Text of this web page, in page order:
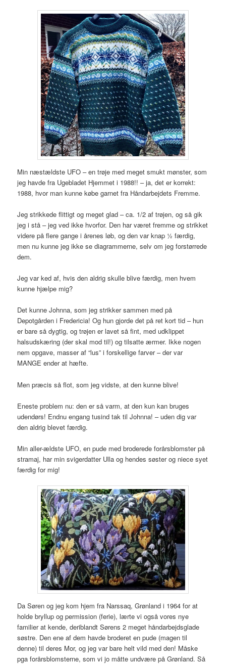
Min næstældste UFO – en trøje med meget smukt mønster, som
jeg havde fra Ugebladet Hjemmet i 1988!! – ja, det er korrekt:
1988, hvor man kunne købe garnet fra Håndarbejdets Fremme.
Jeg strikkede flittigt og meget glad – ca. 1/2 af trøjen, og så gik
jeg i stå – jeg ved ikke hvorfor. Den har været fremme og strikket
videre på flere gange i årenes løb, og den var knap ½ færdig,
men nu kunne jeg ikke se diagrammerne, selv om jeg forstørrede
dem.
Jeg var ked af, hvis den aldrig skulle blive færdig, men hvem
kunne hjælpe mig?
Det kunne Johnna, som jeg strikker sammen med på
Depotgården i Fredericia! Og hun gjorde det på ret kort tid – hun
er bare så dygtig, og trøjen er lavet så fint, med udklippet
halsudskæring (der skal mod til!) og tilsatte ærmer. Ikke nogen
nem opgave, masser af “lus” i forskellige farver – der var
MANGE ender at hæfte.
Men præcis så flot, som jeg vidste, at den kunne blive!
Eneste problem nu: den er så varm, at den kun kan bruges
udendørs! Endnu engang tusind tak til Johnna! – uden dig var
den aldrig blevet færdig.
Min aller-ældste UFO, en pude med broderede forårsblomster på
stramaj, har min svigerdatter Ulla og hendes søster og niece syet
færdig for mig!
Da Søren og jeg kom hjem fra Narssaq, Grønland i 1964 for at
holde bryllup og permission (ferie), lærte vi også vores nye
familier at kende, deriblandt Sørens 2 meget håndarbejdsglade
søstre. Den ene af dem havde broderet en pude (magen til
denne) til deres Mor, og jeg var bare helt vild med den! Måske
pga forårsblomsterne, som vi jo måtte undvære på Grønland. Så